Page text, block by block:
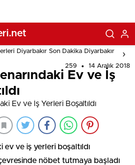
Diyarbakır Son Dakika Diyarbakır
259 14 Aralık 2018
Ev ve İş
ev ve iş yerleri boşaltıldı
nöbet tutmaya başladı